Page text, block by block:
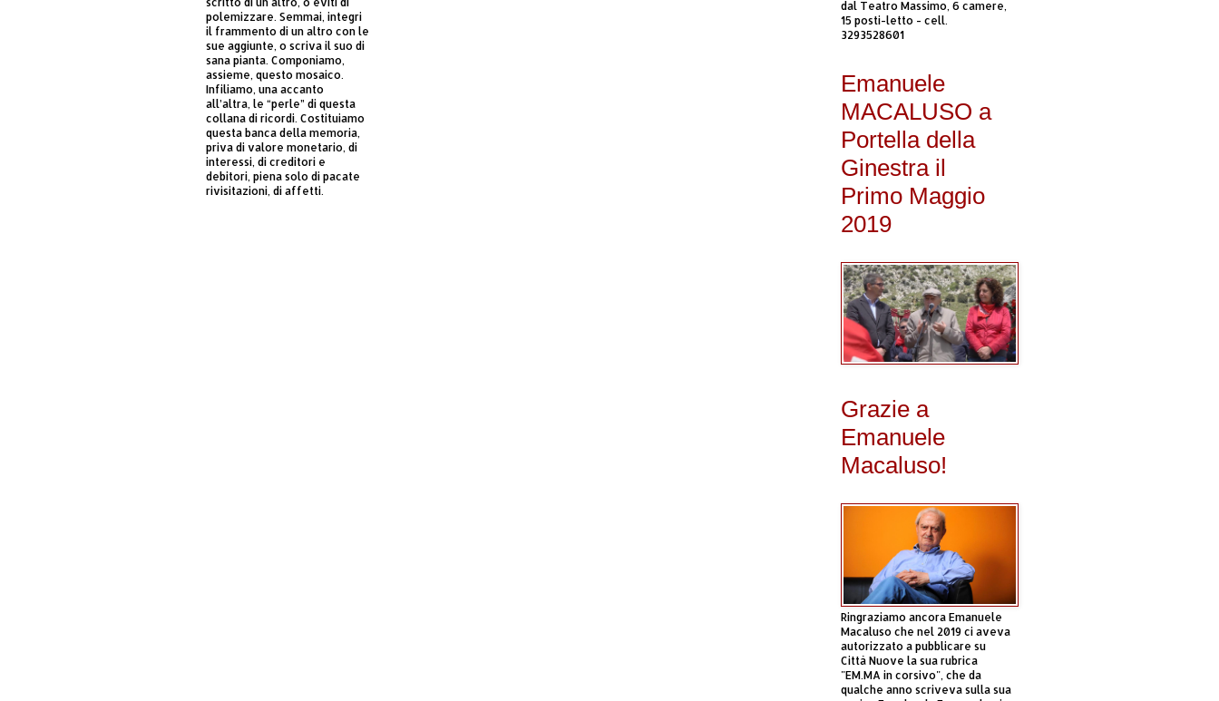
polemizzare. Semmai, integri
il frammento di un altro con le
sue aggiunte, o scriva il suo di
sana pianta. Componiamo,
assieme, questo mosaico.
Infiliamo, una accanto
all’altra, le “perle” di questa
collana di ricordi. Costituiamo
questa banca della memoria,
priva di valore monetario, di
interessi, di creditori e
debitori, piena solo di pacate
rivisitazioni, di affetti.
dal Teatro Massimo, 6 camere,
15 posti-letto - cell.
3293528601
Emanuele
MACALUSO a
Portella della
Ginestra il
Primo Maggio
2019
Grazie a
Emanuele
Macaluso!
Ringraziamo ancora Emanuele
Macaluso che nel 2019 ci aveva
autorizzato a pubblicare su
Città Nuove la sua rubrica
"EM.MA in corsivo", che da
qualche anno scriveva sulla sua